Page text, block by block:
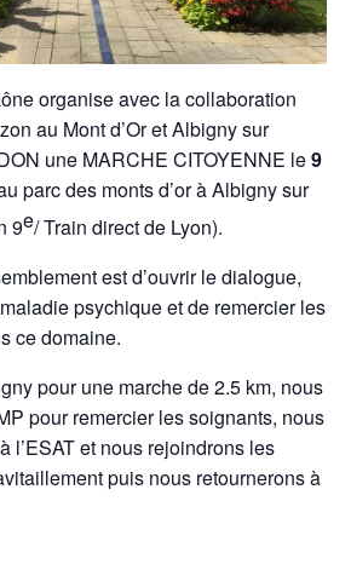
organise avec la collaboration
au Mont d’Or et Albigny sur
une MARCHE CITOYENNE le9
parc des monts d’or à Albigny sur
9e/ Train direct de Lyon).
est d’ouvrir le dialogue,
psychique et de remercier les
ce domaine.
pour une marche de 2.5 km, nous
pour remercier les soignants, nous
l’ESAT et nous rejoindrons les
puis nous retournerons à